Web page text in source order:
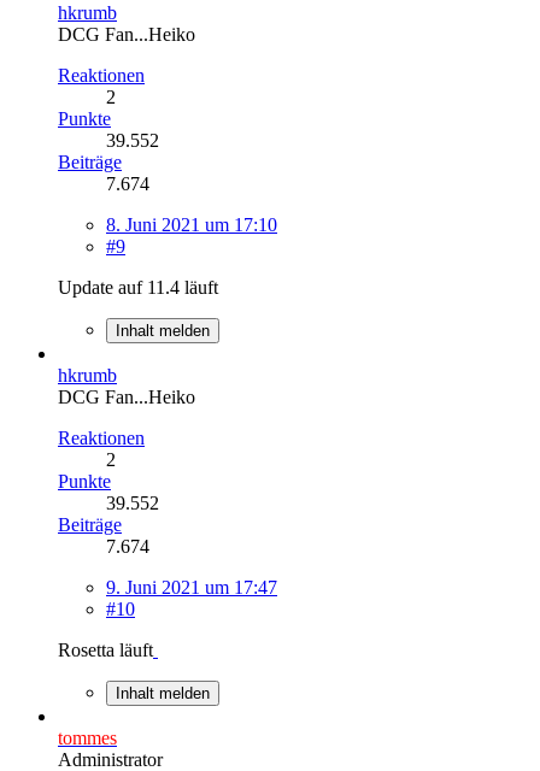
hkrumb
DCG Fan...Heiko
Reaktionen
2
Punkte
39.552
Beiträge
7.674
8. Juni 2021 um 17:10
#9
Update auf 11.4 läuft
Inhalt melden
hkrumb
DCG Fan...Heiko
Reaktionen
2
Punkte
39.552
Beiträge
7.674
9. Juni 2021 um 17:47
#10
Rosetta läuft
Inhalt melden
tommes
Administrator